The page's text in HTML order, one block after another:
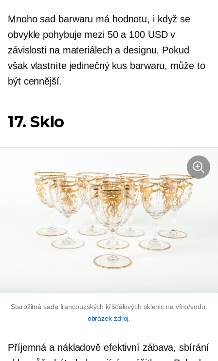
Mnoho sad barwaru má hodnotu, i když se
obvykle pohybuje mezi 50 a 100 USD v
závislosti na materiálech a designu. Pokud
však vlastníte jedinečný kus barwaru, může to
být cennější.
17. Sklo
Starožitná sada francouzských křišťálových sklenic na víno/vodu.
obrázek zdroj
Příjemná a nákladově efektivní zábava, sbírání